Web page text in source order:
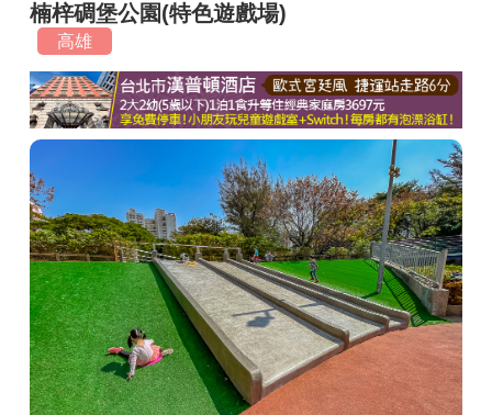
最新留言
商家合作
討論區
聯絡我們
APP下載
楠梓碉堡公園(特色遊戲場)
高雄